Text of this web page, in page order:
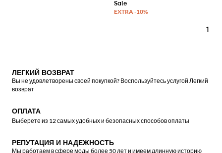
1
ЛЕГКИЙ ВОЗВРАТ
Вы не удовлетворены своей покупкой? Воспользуйтесь услугой Легкий
возврат
ОПЛАТА
Выберете из 12 самых удобных и безопасных способов оплаты
РЕПУТАЦИЯ И НАДЕЖНОСТЬ
Мы работаем в сфере моды более 50 лет и имеем длинную историю